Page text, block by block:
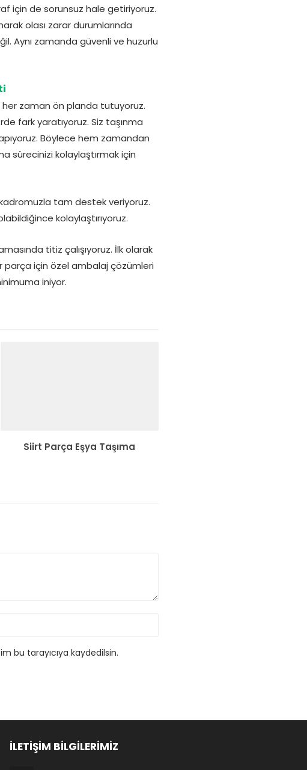
için de sorunsuz hale getiriyoruz.
olası zarar durumlarında
Aynı zamanda güvenli ve huzurlu
her zaman ön planda tutuyoruz.
fark yaratıyoruz. Siz taşınma
Böylece hem zamandan
sürecinizi kolaylaştırmak için
tam destek veriyoruz.
kolaylaştırıyoruz.
titiz çalışıyoruz. İlk olarak
parça için özel ambalaj çözümleri
iniyor.
Siirt Parça Eşya Taşıma
bu tarayıcıya kaydedilsin.
İLETİŞİM BİLGİLERİMİZ